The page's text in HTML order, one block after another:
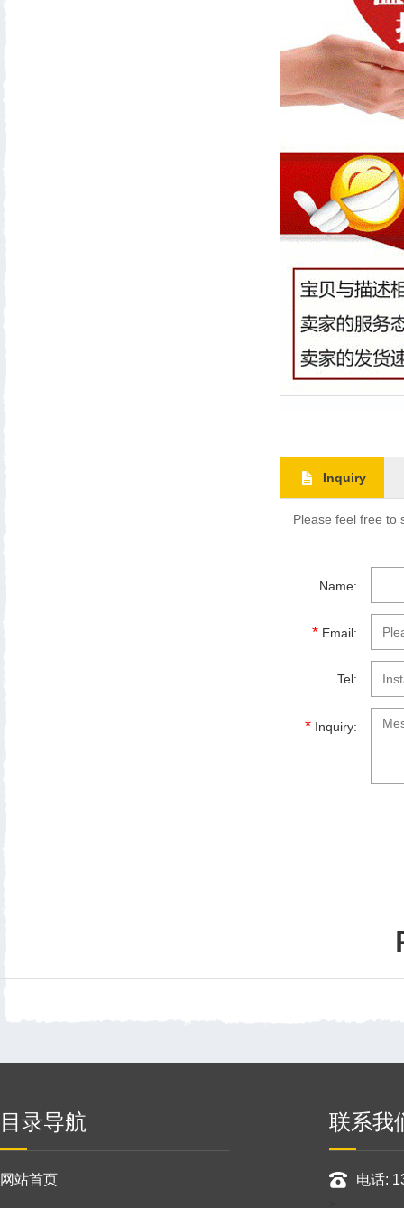
Inquiry
Please feel free to
Name:
* Email:
Tel:
* Inquiry:
目录导航
网站首页
联系我
电话: